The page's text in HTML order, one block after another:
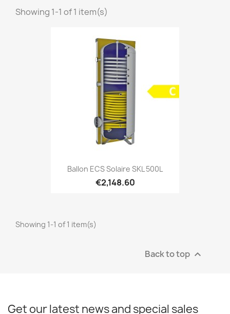
Showing 1-1 of 1 item(s)
Ballon ECS Solaire SKL 500L
€2,148.60
Showing 1-1 of 1 item(s)
Back to top 
Get our latest news and special sales